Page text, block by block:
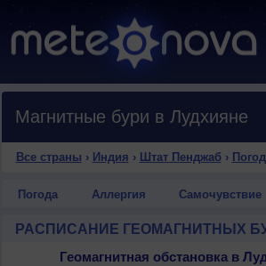
Магнитные бури в Лудхияне
Все страны › Индия › Штат Пенджаб›
Погода Аллергия Самочувствие
РАСПИСАНИЕ ГЕОМАГНИТНЫХ
Геомагнитная обстановка в